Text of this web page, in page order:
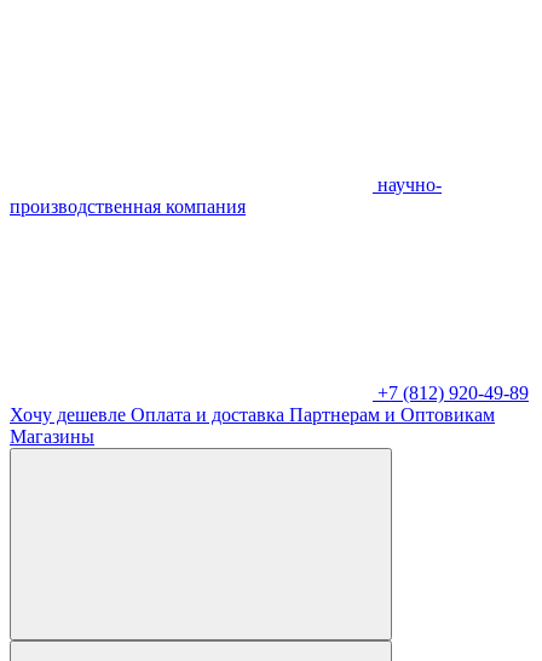
научно-
производственная компания
+7 (812) 920-49-89
Хочу дешевле Оплата и доставка Партнерам и Оптовикам
Магазины